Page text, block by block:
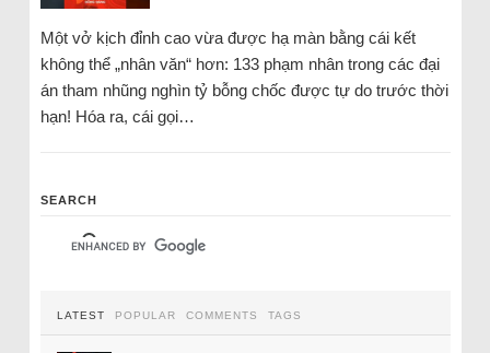
Một vở kịch đỉnh cao vừa được hạ màn bằng cái kết
không thể „nhân văn“ hơn: 133 phạm nhân trong các đại
án tham nhũng nghìn tỷ bỗng chốc được tự do trước thời
hạn! Hóa ra, cái gọi…
SEARCH
LATEST POPULAR COMMENTS TAGS